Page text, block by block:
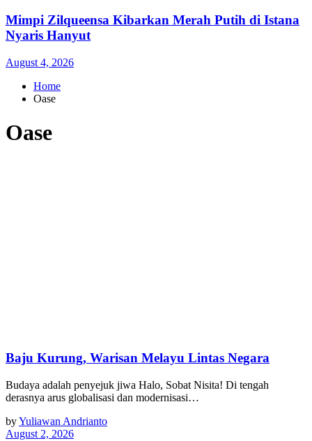
Mimpi Zilqueensa Kibarkan Merah Putih di Istana
Nyaris Hanyut
August 4, 2026
Home
Oase
Oase
Baju Kurung, Warisan Melayu Lintas Negara
Budaya adalah penyejuk jiwa Halo, Sobat Nisita! Di tengah
derasnya arus globalisasi dan modernisasi…
byYuliawan Andrianto
August 2, 2026